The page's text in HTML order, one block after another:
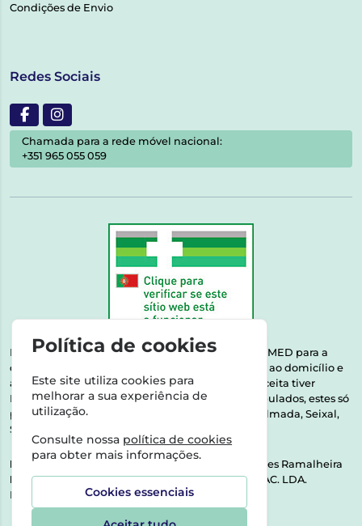
Condições de Envio
Redes Sociais
Chamada para a rede móvel nacional:
+351 965 055 059
Esta farmácia encontra-se autorizada pelo INFARMED para a
dispensa de medicamentos e produtos de saúde ao domicílio e
através da internet. Medicamentos | Se na sua receita tiver
MSRM, MNSRM, MSRMV ou Medicamentos Manipulados, estes só
podem ser entregues nos seguintes concelhos: Almada, Seixal,
Sesimbra, Oeiras e Lisboa.
Direção Técnica:
Dra. Raquel Alexandra Fernandes Ramalheira
NIPC:513064133 | ASPAS E NÚMEROS SOC. FARMAC. LDA.
Rua dos Castanheiros 5 AB Feijó2810-036 Almada
Política de cookies
Este site utiliza cookies para
melhorar a sua experiência de
utilização.
Consulte nossa política de cookies
para obter mais informações.
Cookies essenciais